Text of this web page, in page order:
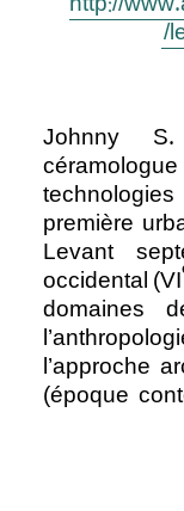
Johnny
première
Levant
occidental (VI
domaines
l’approche
(époque